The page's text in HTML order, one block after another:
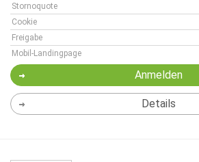
Stornoquote
Cookie
Freigabe
Mobil-Landingpage
Anmelden
Details